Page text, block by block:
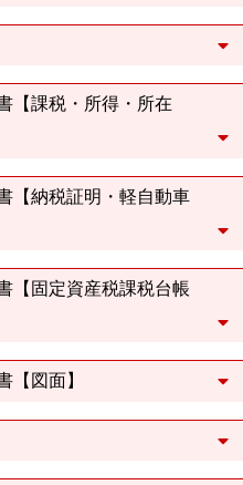
【課税・所得・所在
【納税証明・軽自動車
【固定資産税課税台帳
【図面】